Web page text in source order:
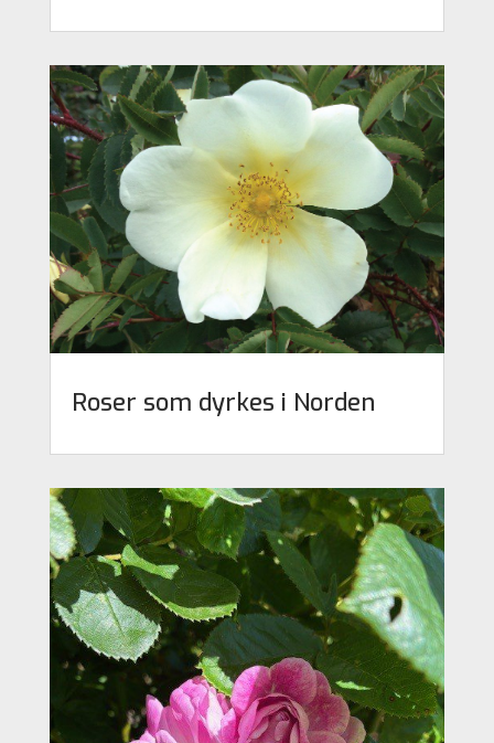
Roser som dyrkes i Norden